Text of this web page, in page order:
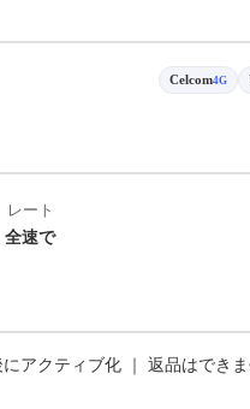
Celcom4G
レート
全速で
アクティブ化 ｜ 返品はでき